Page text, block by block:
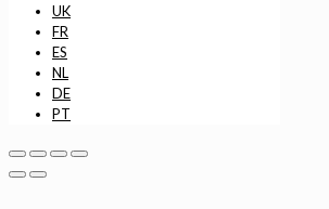
UK
FR
ES
NL
DE
PT